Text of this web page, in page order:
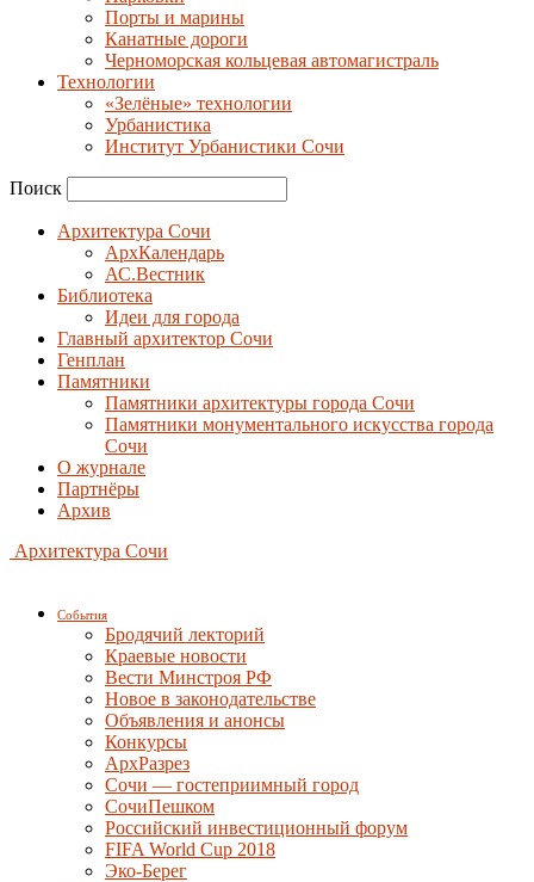
Порты и марины
Канатные дороги
Черноморская кольцевая автомагистраль
Технологии
«Зелёные» технологии
Урбанистика
Институт Урбанистики Сочи
Поиск
Архитектура Сочи
АрхКалендарь
АС.Вестник
Библиотека
Идеи для города
Главный архитектор Сочи
Генплан
Памятники
Памятники архитектуры города Сочи
Памятники монументального искусства города
Сочи
О журнале
Партнёры
Архив
Архитектура Сочи
События
Бродячий лекторий
Краевые новости
Вести Минстроя РФ
Новое в законодательстве
Объявления и анонсы
Конкурсы
АрхРазрез
Сочи — гостеприимный город
СочиПешком
Российский инвестиционный форум
FIFA World Cup 2018
Эко-Берег